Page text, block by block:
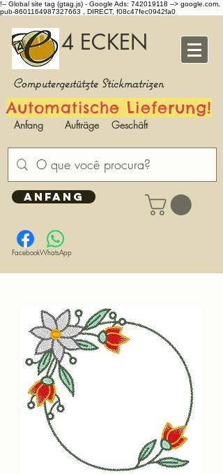
!-- Global site tag (gtag.js) - Google Ads: 742019118 --> google.com,
pub-8601164987327663 , DIRECT, f08c47fec0942fa0
4 ECKEN
Computergestützte Stickmatrizen
Automatische Lieferung!
Anfang Aufträge Geschäft
ANFANG
FacebookWhatsApp